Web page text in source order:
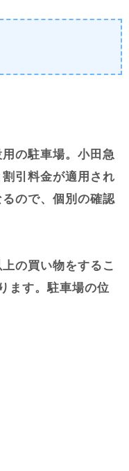
の駐車場。小田急
引料金が適用され
ので、個別の確認
の買い物をするこ
ます。駐車場の位